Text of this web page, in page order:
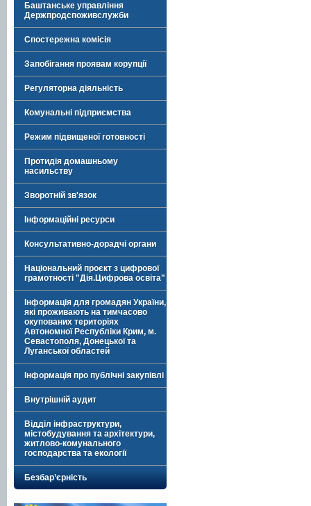
Баштанське управління
Держпродспоживслужби
Спостережна комісія
Запобігання проявам корупції
Регуляторна діяльність
Комунальні підприємства
Режим підвищеної готовності
Протидія домашньому
насильству
Зворотній зв'язок
Інформаційні ресурси
Консультативно-дорадчі органи
Національний проєкт з цифрової
грамотності "Дія.Цифрова освіта"
Інформація для громадян України,
які проживають на тимчасово
окупованих територіях
Автономної Республіки Крим, м.
Севастополя, Донецької та
Луганської областей
Інформація про публічні закупівлі
Внутрішній аудит
Відділ інфраструктури,
містобудування та архітектури,
житлово-комунального
господарства та екології
Безбар’єрність